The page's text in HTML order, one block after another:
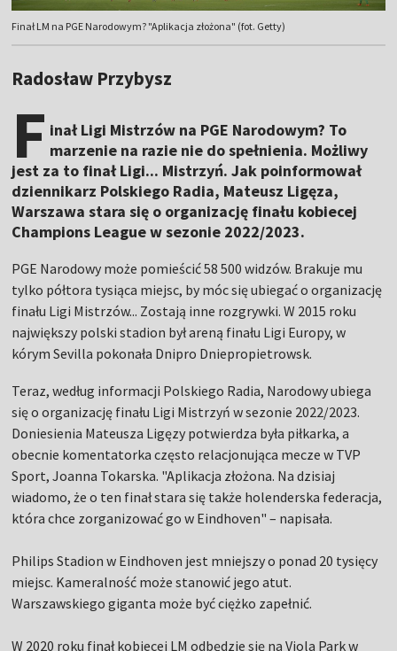
Finał LM na PGE Narodowym? "Aplikacja złożona" (fot. Getty)
Radosław Przybysz
F inał Ligi Mistrzów na PGE Narodowym? To
marzenie na razie nie do spełnienia. Możliwy
jest za to finał Ligi... Mistrzyń. Jak poinformował
dziennikarz Polskiego Radia, Mateusz Ligęza,
Warszawa stara się o organizację finału kobiecej
Champions League w sezonie 2022/2023.
PGE Narodowy może pomieścić 58 500 widzów. Brakuje mu
tylko półtora tysiąca miejsc, by móc się ubiegać o organizację
finału Ligi Mistrzów... Zostają inne rozgrywki. W 2015 roku
największy polski stadion był areną finału Ligi Europy, w
kórym Sevilla pokonała Dnipro Dniepropietrowsk.
Teraz, według informacji Polskiego Radia, Narodowy ubiega
się o organizację finału Ligi Mistrzyń w sezonie 2022/2023.
Doniesienia Mateusza Ligęzy potwierdza była piłkarka, a
obecnie komentatorka często relacjonująca mecze w TVP
Sport, Joanna Tokarska. "Aplikacja złożona. Na dzisiaj
wiadomo, że o ten finał stara się także holenderska federacja,
która chce zorganizować go w Eindhoven" – napisała.
Philips Stadion w Eindhoven jest mniejszy o ponad 20 tysięcy
miejsc. Kameralność może stanowić jego atut.
Warszawskiego giganta może być ciężko zapełnić.
W 2020 roku finał kobiecej LM odbędzie się na Viola Park w